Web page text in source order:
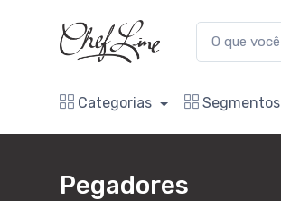
Categorias Segmentos
Pegadores